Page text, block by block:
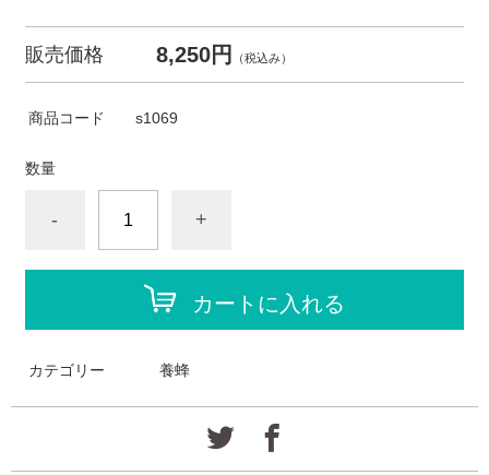
販売価格 8,250円 （税込み）
商品コード s1069
数量
- +
カートに入れる
カテゴリー 養蜂